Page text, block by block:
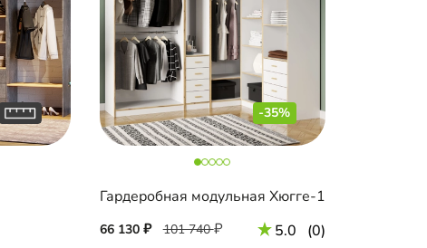
-35%
Гардеробная модульная Хюгге-1
66 130 101 740 5.0 (0)